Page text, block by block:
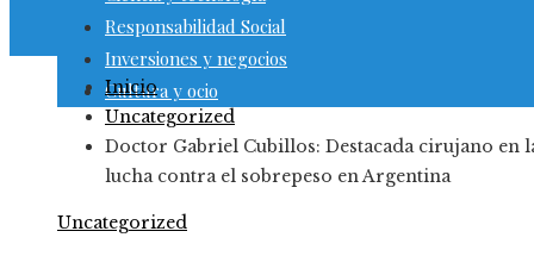
Responsabilidad Social
Inversiones y negocios
Cultura y ocio
Inicio
Uncategorized
Doctor Gabriel Cubillos: Destacada cirujano en
lucha contra el sobrepeso en Argentina
Uncategorized